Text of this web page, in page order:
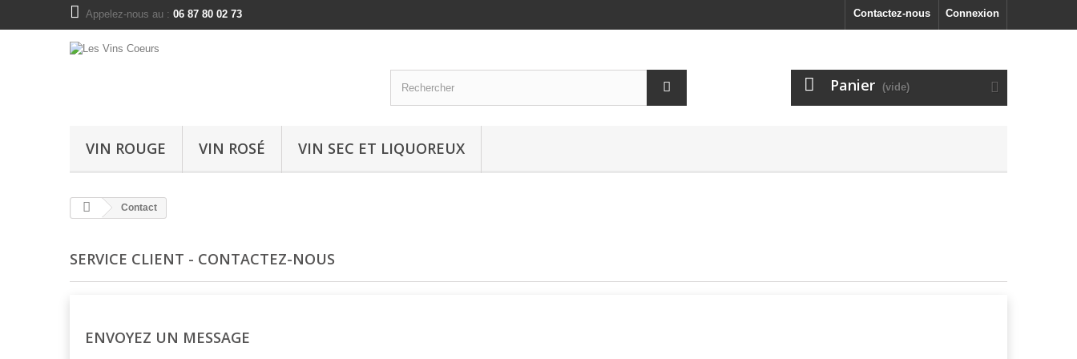
Connexion
Contactez-nous
Appelez-nous au : 06 87 80 02 73
Panier (vide)
VIN ROUGE VIN ROSÉ VIN SEC ET LIQUOREUX
Contact
SERVICE CLIENT - CONTACTEZ-NOUS
ENVOYEZ UN MESSAGE